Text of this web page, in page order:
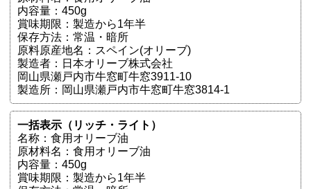
内容量：450g
賞味期限：製造から1年半
保存方法：常温・暗所
原料原産地名：スペイン(オリーブ)
製造者：日本オリーブ株式会社
岡山県瀬戸内市牛窓町牛窓3911-10
製造所：岡山県瀬戸内市牛窓町牛窓3814-1
一括表示（リッチ・ライト）
名称：食用オリーブ油
原材料名：食用オリーブ油
内容量：450g
賞味期限：製造から1年半